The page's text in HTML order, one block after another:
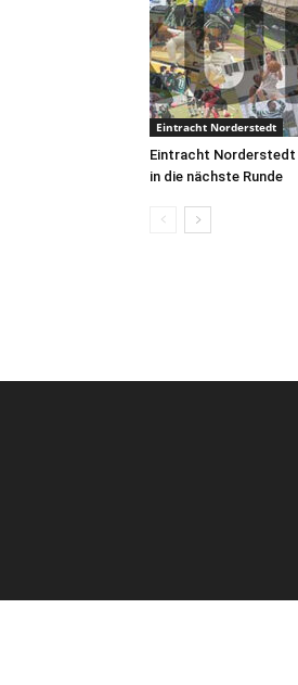
Eintracht Norderstedt
Eintracht
in die nächste Runde